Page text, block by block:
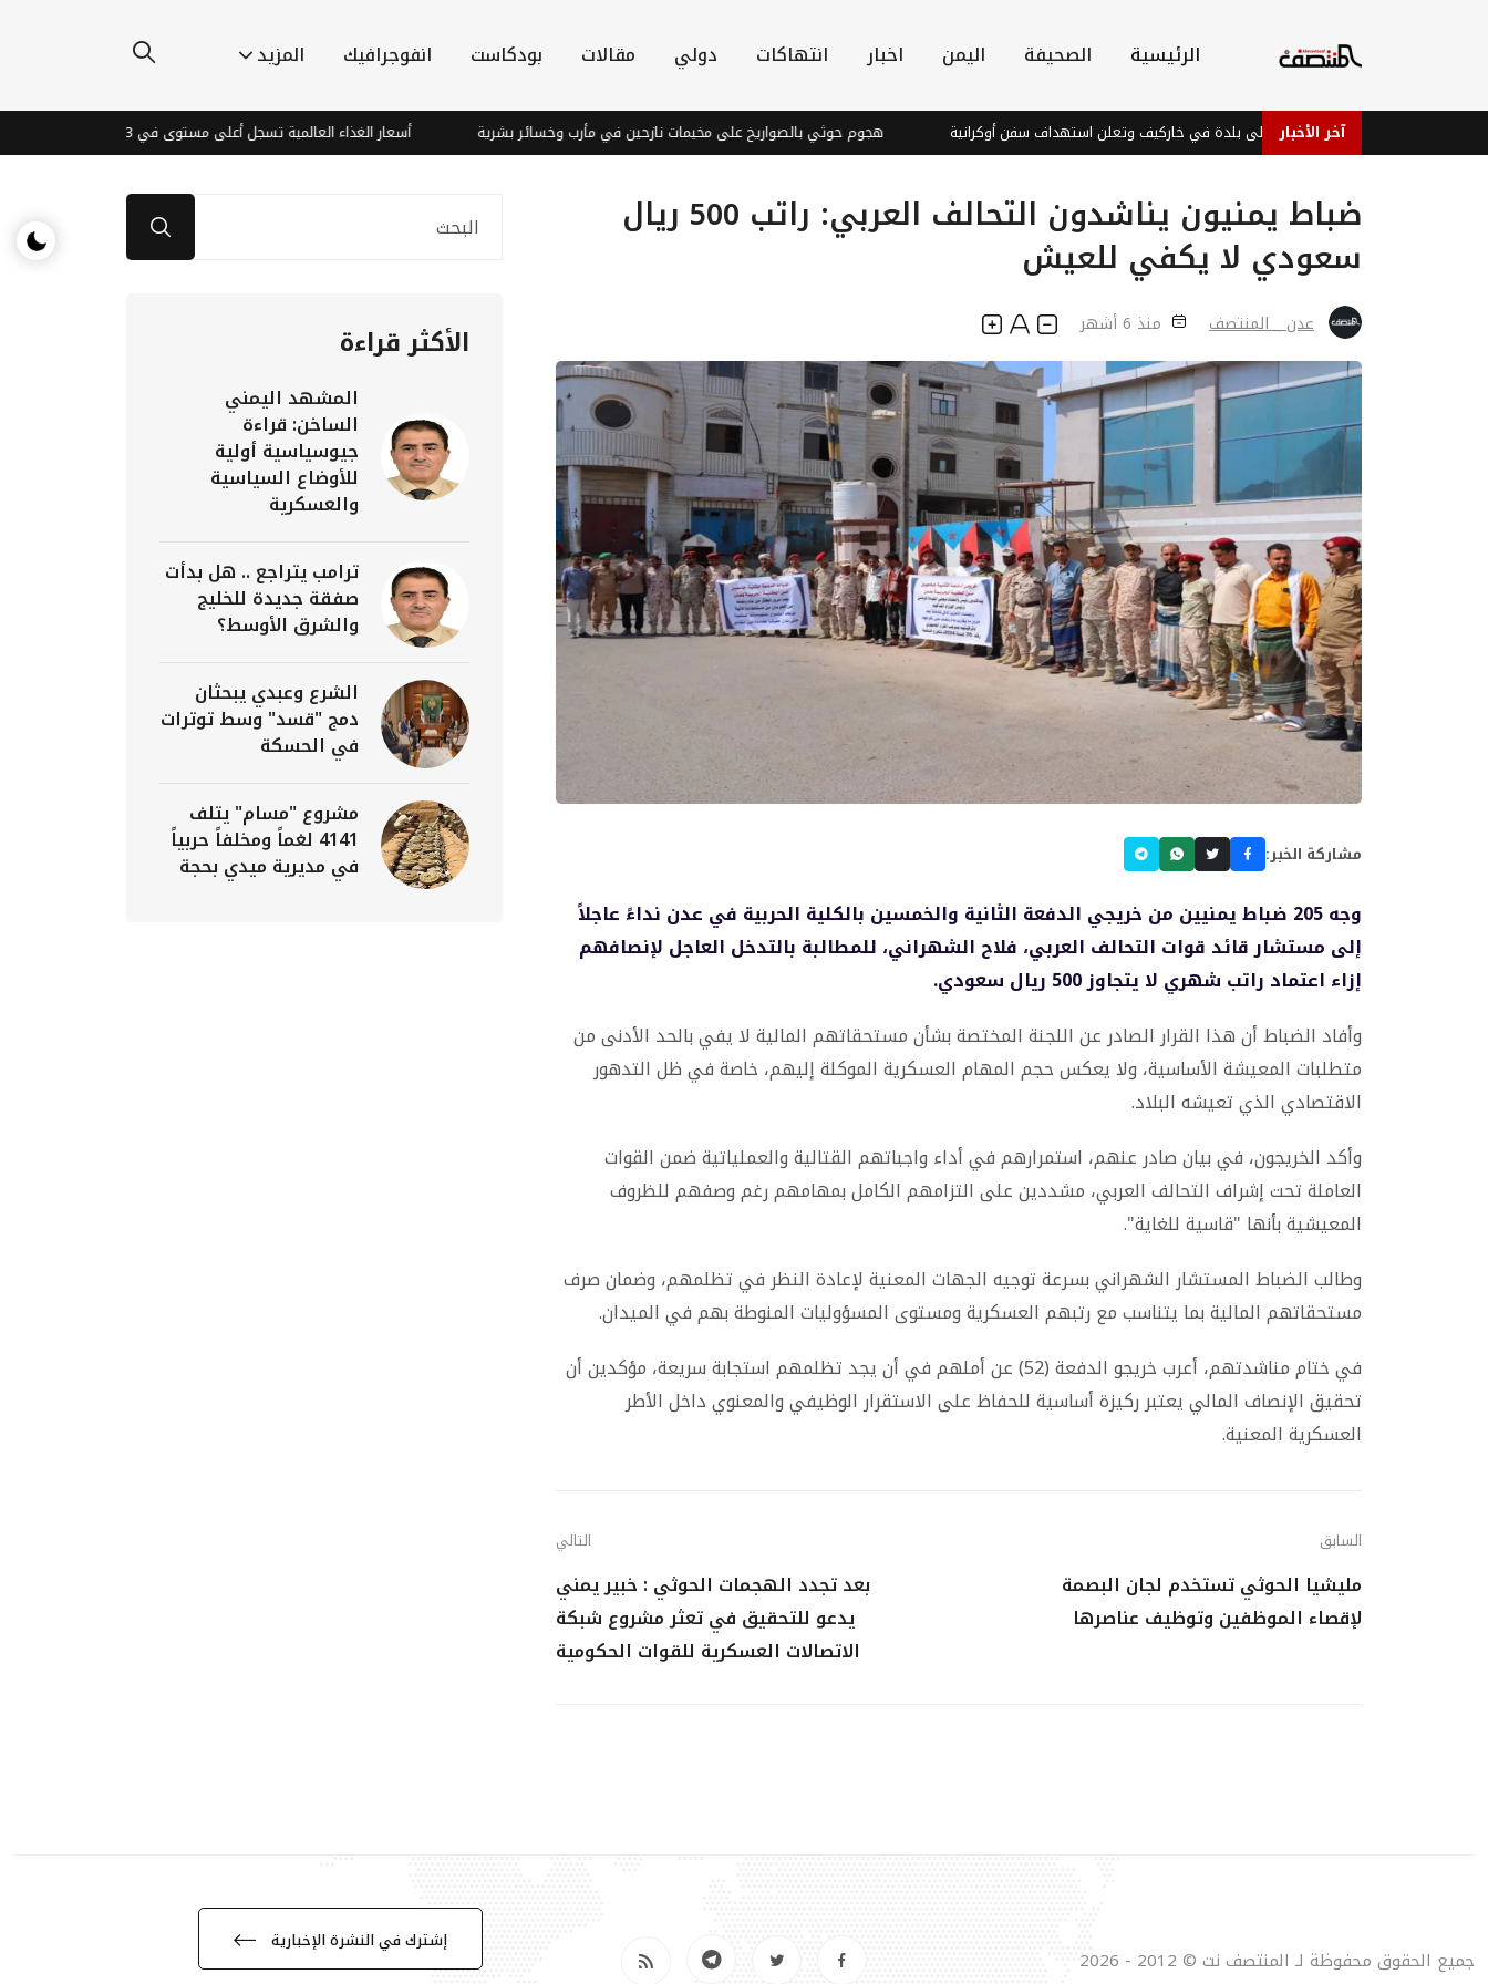
الرئيسية الصحيفة اليمن اخبار انتهاكات دولي مقالات بودكاست انفوجرافيك المزيد
آخر الأخبار
روسيا تسيطر على بلدة في خاركيف وتعلن استهداف سفن أوكرانية هجوم حوثي بالصواريخ على مخيمات نازحين في مأرب وخسائر بشرية أسعار الغذاء العالمية تسجل أعلى مستوى في 3 سنوات وسط مخاوف الإمدادات
ضباط يمنيون يناشدون التحالف العربي: راتب 500 ريال
سعودي لا يكفي للعيش
عدن _ المنتصف منذ 6 أشهر
مشاركة الخبر:
وجه 205 ضباط يمنيين من خريجي الدفعة الثانية والخمسين بالكلية الحربية في عدن نداءً عاجلاً
إلى مستشار قائد قوات التحالف العربي، فلاح الشهراني، للمطالبة بالتدخل العاجل لإنصافهم
إزاء اعتماد راتب شهري لا يتجاوز 500 ريال سعودي.
وأفاد الضباط أن هذا القرار الصادر عن اللجنة المختصة بشأن مستحقاتهم المالية لا يفي بالحد الأدنى من
متطلبات المعيشة الأساسية، ولا يعكس حجم المهام العسكرية الموكلة إليهم، خاصة في ظل التدهور
الاقتصادي الذي تعيشه البلاد.
وأكد الخريجون، في بيان صادر عنهم، استمرارهم في أداء واجباتهم القتالية والعملياتية ضمن القوات
العاملة تحت إشراف التحالف العربي، مشددين على التزامهم الكامل بمهامهم رغم وصفهم للظروف
المعيشية بأنها "قاسية للغاية".
وطالب الضباط المستشار الشهراني بسرعة توجيه الجهات المعنية لإعادة النظر في تظلمهم، وضمان صرف
مستحقاتهم المالية بما يتناسب مع رتبهم العسكرية ومستوى المسؤوليات المنوطة بهم في الميدان.
في ختام مناشدتهم، أعرب خريجو الدفعة (52) عن أملهم في أن يجد تظلمهم استجابة سريعة، مؤكدين أن
تحقيق الإنصاف المالي يعتبر ركيزة أساسية للحفاظ على الاستقرار الوظيفي والمعنوي داخل الأطر
العسكرية المعنية.
السابق
مليشيا الحوثي تستخدم لجان البصمة
لإقصاء الموظفين وتوظيف عناصرها
التالي
بعد تجدد الهجمات الحوثي : خبير يمني
يدعو للتحقيق في تعثر مشروع شبكة
الاتصالات العسكرية للقوات الحكومية
الأكثر قراءة
المشهد اليمني
الساخن: قراءة
جيوسياسية أولية
للأوضاع السياسية
والعسكرية
ترامب يتراجع .. هل بدأت
صفقة جديدة للخليج
والشرق الأوسط؟
الشرع وعبدي يبحثان
دمج "قسد" وسط توترات
في الحسكة
مشروع "مسام" يتلف
4141 لغماً ومخلفاً حربياً
في مديرية ميدي بحجة
جميع الحقوق محفوظة لـ المنتصف نت © 2012 - 2026
إشترك في النشرة الإخبارية